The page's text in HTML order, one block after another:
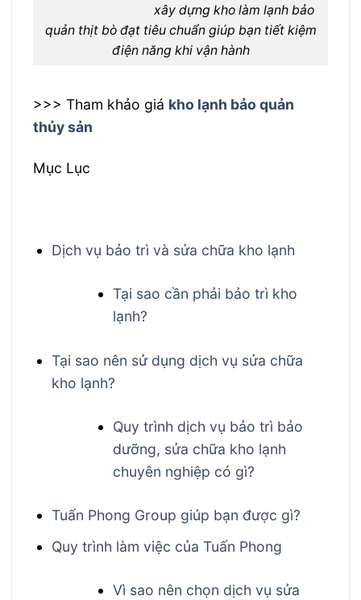
xây dựng kho làm lạnh bảo
quản thịt bò đạt tiêu chuẩn giúp bạn tiết kiệm
điện năng khi vận hành
>>> Tham khảo giá kho lạnh bảo quản
thủy sản
Mục Lục
Dịch vụ bảo trì và sửa chữa kho lạnh
Tại sao cần phải bảo trì kho
lạnh?
Tại sao nên sử dụng dịch vụ sửa chữa
kho lạnh?
Quy trình dịch vụ bảo trì bảo
dưỡng, sửa chữa kho lạnh
chuyên nghiệp có gì?
Tuấn Phong Group giúp bạn được gì?
Quy trình làm việc của Tuấn Phong
Vì sao nên chọn dịch vụ sửa